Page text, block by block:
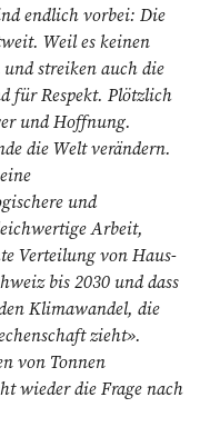
endlich vorbei: Die
Weil es keinen
streiken auch die
für Respekt. Plötzlich
und Hoffnung.
die Welt ver­ändern.
und
Arbeit,
Ver­teilung von Haus-
bis 2030 und dass
Klimawandel, die
zieht».
von Tonnen
wieder die Frage nach